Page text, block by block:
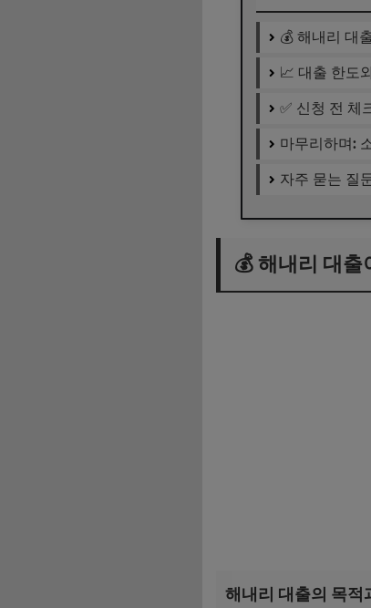
💰 해내리 대
📈 대출 한도
✅ 신청 전 체
마무리하며:
자주 묻는 질
💰 해내리 대출
해내리 대출의 목적